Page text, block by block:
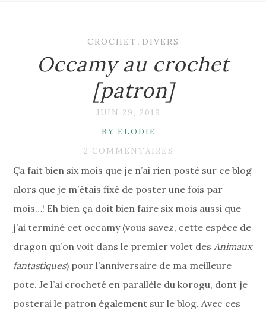
CROCHET , DIVERS
Occamy au crochet
[patron]
JUIN 29, 2019
BY ELODIE
2 COMMENTAIRES
Ça fait bien six mois que je n’ai rien posté sur ce blog
alors que je m’étais fixé de poster une fois par
mois…! Eh bien ça doit bien faire six mois aussi que
j’ai terminé cet occamy (vous savez, cette espèce de
dragon qu’on voit dans le premier volet des Animaux
fantastiques) pour l’anniversaire de ma meilleure
pote. Je l’ai crocheté en parallèle du korogu, dont je
posterai le patron également sur le blog. Avec ces